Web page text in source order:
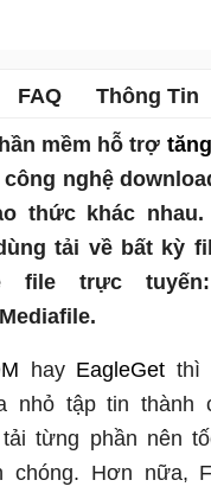
FAQ Thông Tin
mềm hỗ trợ
nghệ
thức khác nhau.
tải về bất kỳ
file trực
hay EagleGet thì
nhỏ tập tin thành
từng phần nên
chóng. Hơn nữa,